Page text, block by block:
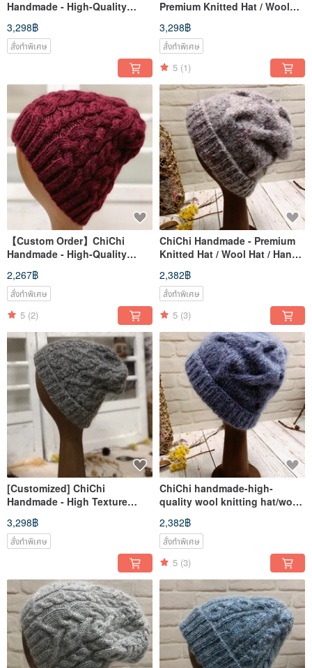
Handmade - High-Quality
Woven
3,298฿
สั่งทำพิเศษ
Premium Knitted Hat / Wool
3,298฿
สั่งทำพิเศษ
5 (1)
【Custom Order】ChiChi
Handmade - High-Quality
Handcrafted
2,267฿
สั่งทำพิเศษ
5 (2)
ChiChi Handmade - Premium
Knitted Hat / Wool Hat / Hand-
2,382฿
สั่งทำพิเศษ
5 (3)
[Customized] ChiChi
Handmade - High Texture
Cap/Hand Knitting
3,298฿
สั่งทำพิเศษ
ChiChi handmade-high-
quality wool knitting hat/wool
2,382฿
สั่งทำพิเศษ
5 (3)